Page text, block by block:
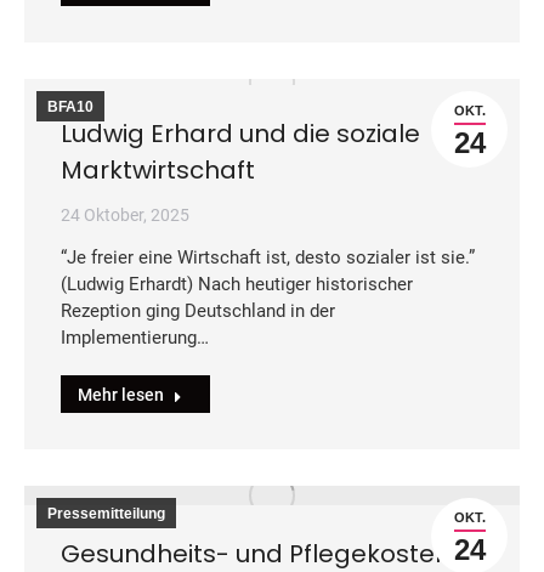
OKT.
24
BFA10
Ludwig Erhard und die soziale
Marktwirtschaft
24 Oktober, 2025
“Je freier eine Wirtschaft ist, desto sozialer ist sie.”
(Ludwig Erhardt) Nach heutiger historischer
Rezeption ging Deutschland in der
Implementierung…
Mehr lesen
OKT.
24
Pressemitteilung
Gesundheits- und Pflegekosten